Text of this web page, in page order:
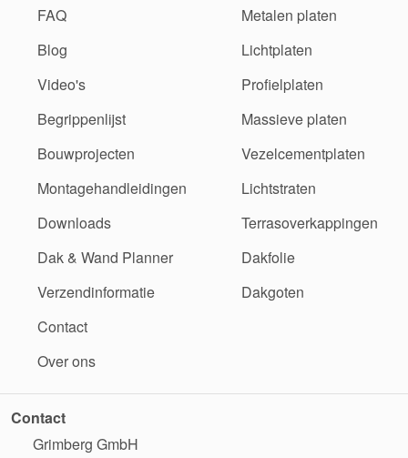
FAQ
Blog
Video's
Begrippenlijst
Bouwprojecten
Montagehandleidingen
Downloads
Dak & Wand Planner
Verzendinformatie
Contact
Over ons
Metalen platen
Lichtplaten
Profielplaten
Massieve platen
Vezelcementplaten
Lichtstraten
Terrasoverkappingen
Dakfolie
Dakgoten
Contact
Grimberg GmbH